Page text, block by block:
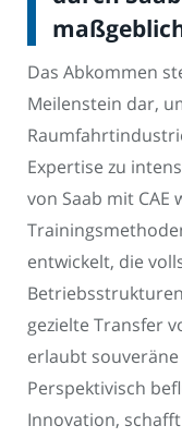
Das Abkommen
Meilenstein dar,
Expertise zu
von Saab mit
entwickelt, die
gezielte Transfer
erlaubt
Perspektivisch
Innovation,